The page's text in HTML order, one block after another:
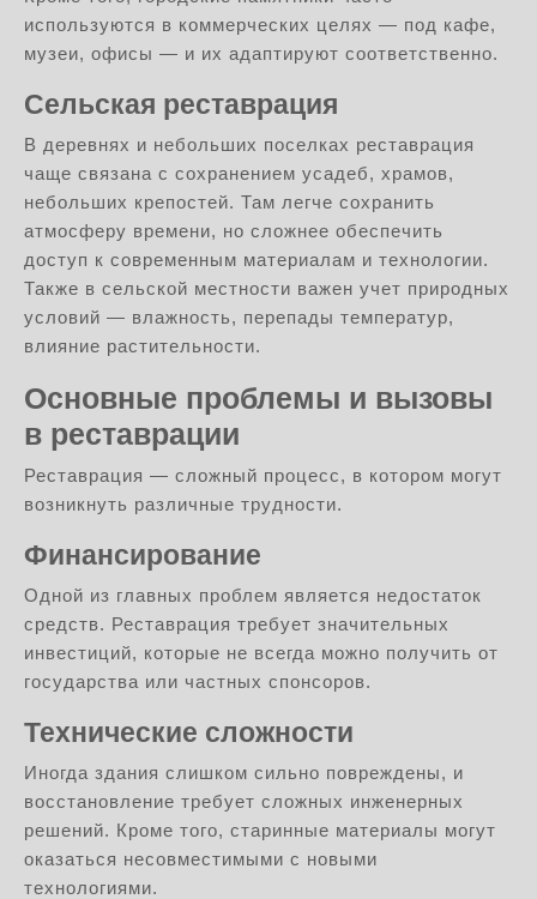
используются в коммерческих целях — под кафе,
музеи, офисы — и их адаптируют соответственно.
Сельская реставрация
В деревнях и небольших поселках реставрация
чаще связана с сохранением усадеб, храмов,
небольших крепостей. Там легче сохранить
атмосферу времени, но сложнее обеспечить
доступ к современным материалам и технологии.
Также в сельской местности важен учет природных
условий — влажность, перепады температур,
влияние растительности.
Основные проблемы и вызовы
в реставрации
Реставрация — сложный процесс, в котором могут
возникнуть различные трудности.
Финансирование
Одной из главных проблем является недостаток
средств. Реставрация требует значительных
инвестиций, которые не всегда можно получить от
государства или частных спонсоров.
Технические сложности
Иногда здания слишком сильно повреждены, и
восстановление требует сложных инженерных
решений. Кроме того, старинные материалы могут
оказаться несовместимыми с новыми
технологиями.